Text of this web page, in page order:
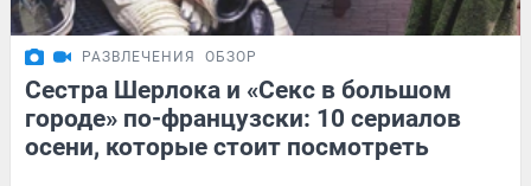
РАЗВЛЕЧЕНИЯ ОБЗОР
Сестра Шерлока и «Секс в большом
городе» по-французски: 10 сериалов
осени, которые стоит посмотреть